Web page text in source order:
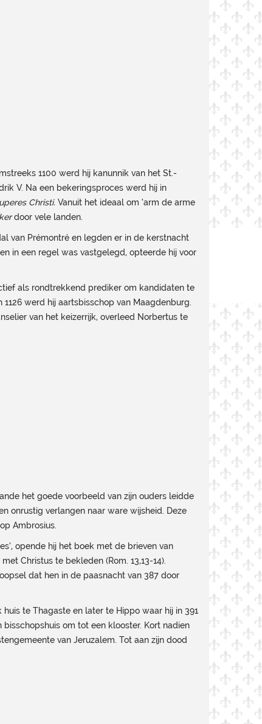
1100 werd hij kanunnik van het St.-
V. Na een bekeringsproces werd hij in
Christi. Vanuit het ideaal om ‘arm de arme
door vele landen.
van Prémontré en legden er in de kerstnacht
in een regel was vastgelegd, opteerde hij voor
als rondtrekkend prediker om kandidaten te
werd hij aartsbisschop van Maagdenburg.
van het keizerrijk, overleed Norbertus te
het goede voorbeeld van zijn ouders leidde
onrustig verlangen naar ware wijsheid. Deze
Ambrosius.
opende hij het boek met de brieven van
Christus te bekleden (Rom. 13,13-14).
dat hen in de paasnacht van 387 door
te Thagaste en later te Hippo waar hij in 391
om tot een klooster. Kort nadien
van Jeruzalem. Tot aan zijn dood